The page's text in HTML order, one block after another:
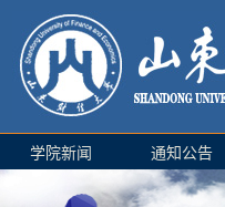
学院新闻 通知公告